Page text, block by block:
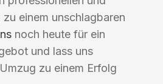
einem unschlagbaren
noch heute für ein
und lass uns
zu einem Erfolg